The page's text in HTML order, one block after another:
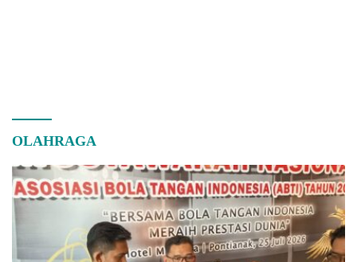
OLAHRAGA